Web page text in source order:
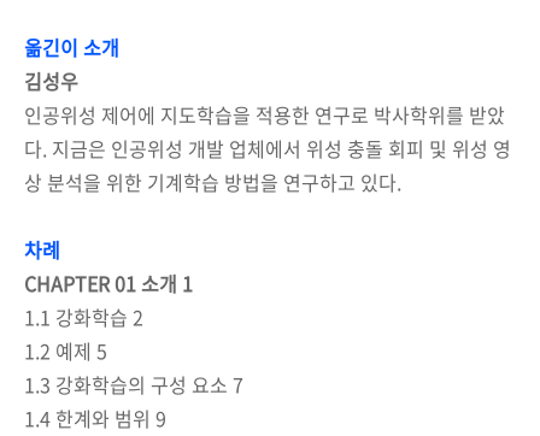
옮긴이 소개
김성우
인공위성 제어에 지도학습을 적용한 연구로 박사학위를 받았
다. 지금은 인공위성 개발 업체에서 위성 충돌 회피 및 위성 영
상 분석을 위한 기계학습 방법을 연구하고 있다.
차례
CHAPTER 01 소개 1
1.1 강화학습 2
1.2 예제 5
1.3 강화학습의 구성 요소 7
1.4 한계와 범위 9